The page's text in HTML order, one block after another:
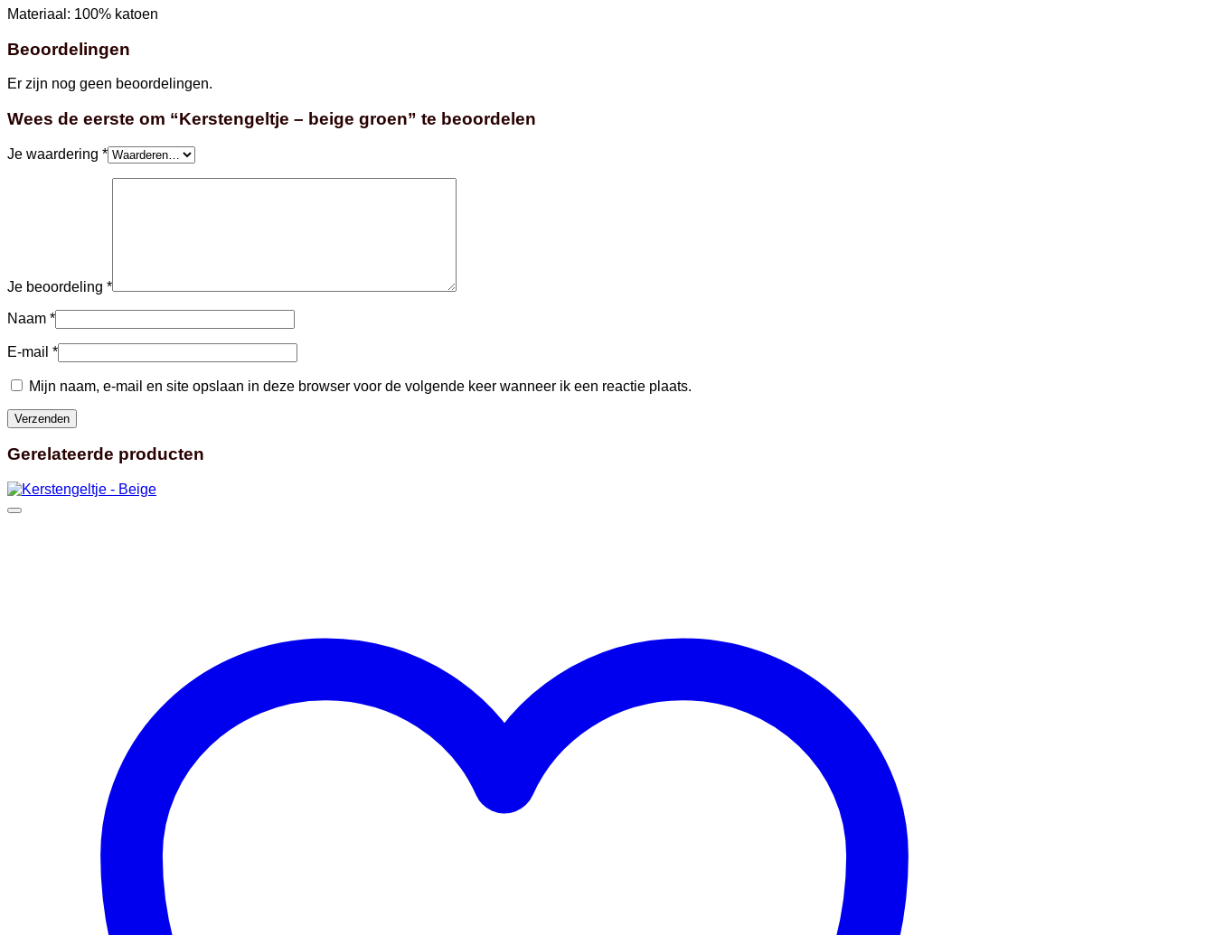
Materiaal: 100% katoen
Beoordelingen
Er zijn nog geen beoordelingen.
Wees de eerste om “Kerstengeltje – beige groen” te beoordelen
Je waardering *
Je beoordeling *
Naam *
E-mail *
Mijn naam, e-mail en site opslaan in deze browser voor de volgende keer wanneer ik een reactie plaats.
Gerelateerde producten